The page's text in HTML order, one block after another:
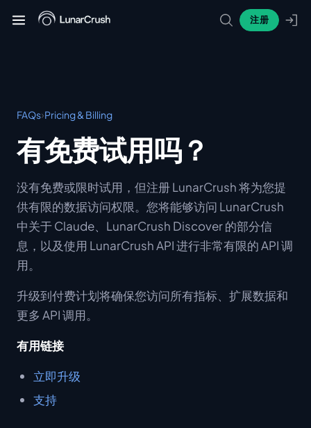
注册
FAQs›Pricing & Billing
有免费试用吗？
没有免费或限时试用，但注册 LunarCrush 将为您提
供有限的数据访问权限。您将能够访问 LunarCrush
中关于 Claude、LunarCrush Discover 的部分信
息，以及使用 LunarCrush API 进行非常有限的 API 调
用。
升级到付费计划将确保您访问所有指标、扩展数据和
更多 API 调用。
有用链接
立即升级
支持